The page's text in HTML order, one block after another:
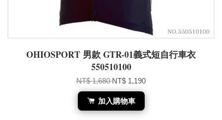
OHIOSPORT 男款 GTR-01義式短自行車衣
550510100
NT$ 1,680NT$ 1,190
加入購物車